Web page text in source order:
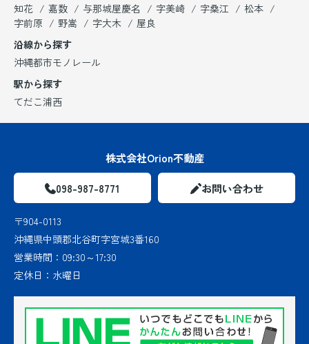
知花
嘉数 与那城屋慶名 字美崎 字桑江
松本
字前原
野嵩 字大木
屋良
沿線から探す
沖縄都市モノレール
駅から探す
てだこ浦西
株式会社Orion不動産
098-987-8771 お問い合わせ
〒904-0113
沖縄県中頭郡北谷町字宮城3番160
営業時間： 09:30～17:30
定休日： 水曜日